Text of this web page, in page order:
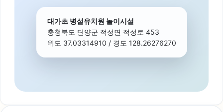
대가초 병설유치원 놀이시설
충청북도 단양군 적성면 적성로 453
위도 37.03314910 / 경도 128.26276270